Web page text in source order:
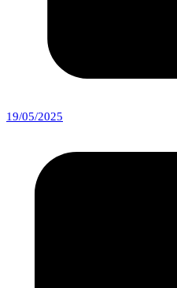
19/05/2025